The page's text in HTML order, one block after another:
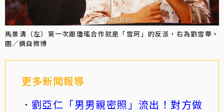
馬景濤（左）第一次跟瓊瑤合作就是「雪珂」的反派，右為劉雪華。
圖／摘自微博
更多新聞報導
劉亞仁「男男親密照」流出！對方做